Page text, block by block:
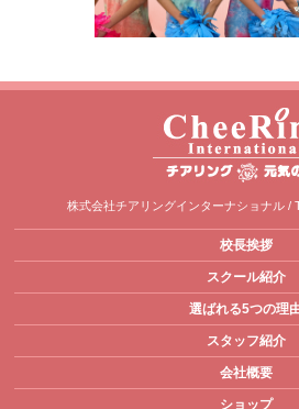
株式会社チアリングインターナショナル /
校長挨拶
スクール紹介
選ばれる5つの理
スタッフ紹介
会社概要
ショップ